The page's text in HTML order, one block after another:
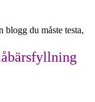
blogg du måste testa,